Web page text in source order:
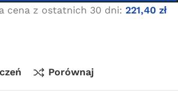
cena z ostatnich 30 dni: 221,40 zł
Porównaj